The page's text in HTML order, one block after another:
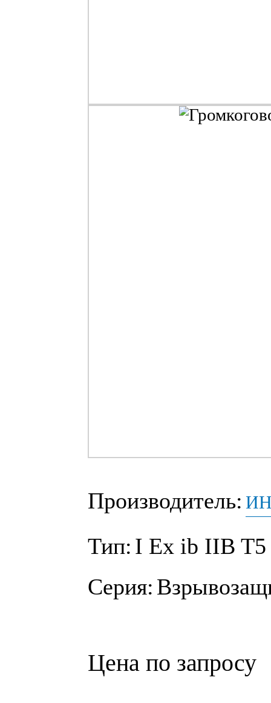
Производитель:
Тип: I Ех ib IIB T5
Серия:
Цена по запросу